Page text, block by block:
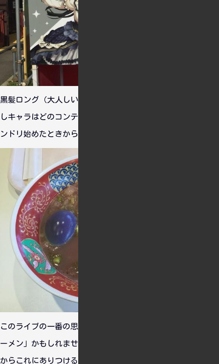
黒髪ロング（大人しい系）枯渇おじさんといわれるくらい、推
しキャラはどのコンテンツも似通る傾向にあります。はい、バ
ンドリ始めたときから一貫して燐子推しです。
このライブの一番の思い出はひょっとしたらこの「Roseliaラ
ーメン」かもしれません。見た目もさることながら、注文して
からこれにありつけるまでに90分待ちましたｗ。